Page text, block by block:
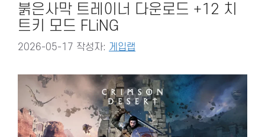
붉은사막 트레이너 다운로드 +12 치
트키 모드 FLiNG
2026-05-17 작성자: 게입랩